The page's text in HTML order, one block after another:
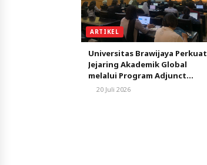
ARTIKEL
Universitas Brawijaya Perkuat
Jejaring Akademik Global
melalui Program Adjunct
Professor Bersama Akademisi
20 Juli 2026